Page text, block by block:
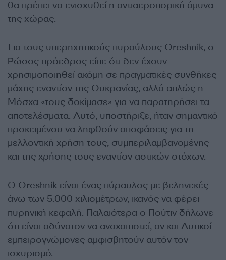
θα πρέπει να ενισχυθεί η αντιαεροπορική άμυνα
της χώρας.
Για τους υπερηχητικούς πυραύλους Oreshnik, ο
Ρώσος πρόεδρος είπε ότι δεν έχουν
χρησιμοποιηθεί ακόμη σε πραγματικές συνθήκες
μάχης εναντίον της Ουκρανίας, αλλά απλώς η
Μόσχα «τους δοκίμασε» για να παρατηρήσει τα
αποτελέσματα. Αυτό, υποστήριξε, ήταν σημαντικό
προκειμένου να ληφθούν αποφάσεις για τη
μελλοντική χρήση τους, συμπεριλαμβανομένης
και της χρήσης τους εναντίον αστικών στόχων.
Ο Oreshnik είναι ένας πύραυλος με βεληνεκές
άνω των 5.000 χιλιομέτρων, ικανός να φέρει
πυρηνική κεφαλή. Παλαιότερα ο Πούτιν δήλωνε
ότι είναι αδύνατον να αναχαιτιστεί, αν και Δυτικοί
εμπειρογνώμονες αμφισβητούν αυτόν τον
ισχυρισμό.